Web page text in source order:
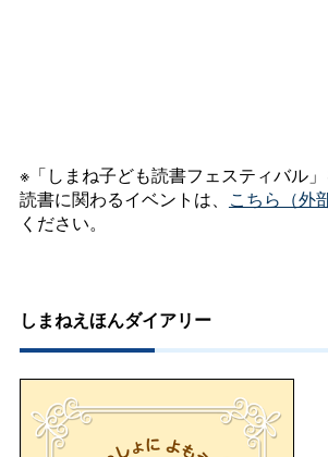
※「しまね子ども読書フェスティバル
読書に関わるイベントは、 こちら（外
ください。
しまねえほんダイアリー